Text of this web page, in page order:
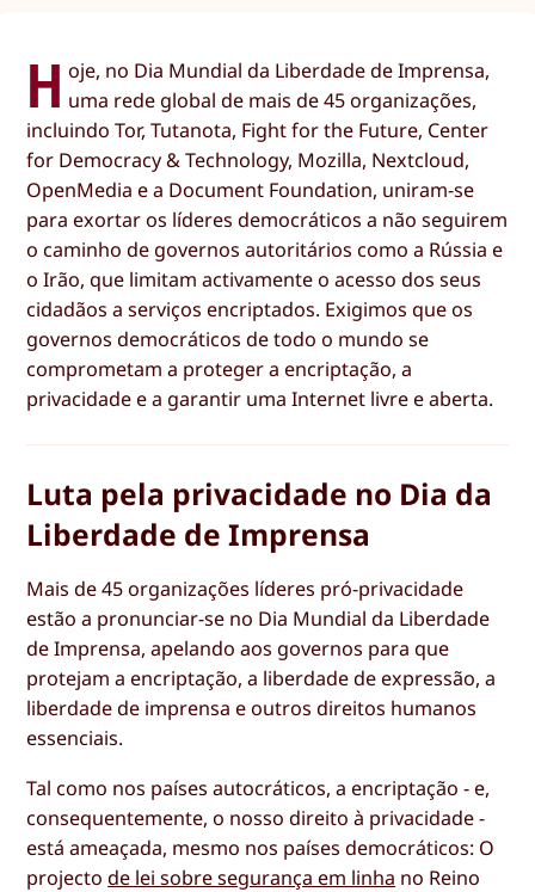
H oje, no Dia Mundial da Liberdade de Imprensa,
uma rede global de mais de 45 organizações,
incluindo Tor, Tutanota, Fight for the Future, Center
for Democracy & Technology, Mozilla, Nextcloud,
OpenMedia e a Document Foundation, uniram-se
para exortar os líderes democráticos a não seguirem
o caminho de governos autoritários como a Rússia e
o Irão, que limitam activamente o acesso dos seus
cidadãos a serviços encriptados. Exigimos que os
governos democráticos de todo o mundo se
comprometam a proteger a encriptação, a
privacidade e a garantir uma Internet livre e aberta.
Luta pela privacidade no Dia da
Liberdade de Imprensa
Mais de 45 organizações líderes pró-privacidade
estão a pronunciar-se no Dia Mundial da Liberdade
de Imprensa, apelando aos governos para que
protejam a encriptação, a liberdade de expressão, a
liberdade de imprensa e outros direitos humanos
essenciais.
Tal como nos países autocráticos, a encriptação - e,
consequentemente, o nosso direito à privacidade -
está ameaçada, mesmo nos países democráticos: O
projectode lei sobre segurança em linha no Reino